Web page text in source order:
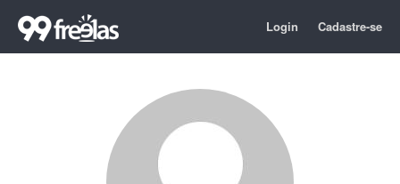
Login Cadastre-se